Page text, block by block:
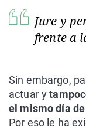
Jure y
frente a
Sin embargo,
actuar y
el mismo día
Por eso le ha